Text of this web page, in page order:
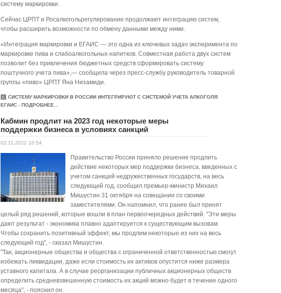
систему маркировки.
Сейчас ЦРПТ и Росалкогольрегулирование продолжают интеграцию систем,
чтобы расширить возможности по обмену данными между ними.
«Интеграция маркировки и ЕГАИС — это одна из ключевых задач эксперимента по
маркировке пива и слабоалкогольных напитков. Совместная работа двух систем
позволит без привлечения бюджетных средств сформировать систему
поштучного учета пива»,— сообщила через пресс-службу руководитель товарной
группы «пиво» ЦРПТ Яна Низамиди.
СИСТЕМУ МАРКИРОВКИ В РОССИИ ИНТЕГРИРУЮТ С СИСТЕМОЙ УЧЕТА АЛКОГОЛЯ
ЕГАИС - ПОДРОБНЕЕ...
Кабмин продлит на 2023 год некоторые меры
поддержки бизнеса в условиях санкций
02.11.2022 10:54
Правительство России приняло решение продлить
действие некоторых мер поддержки бизнеса, введенных с
учетом санкций недружественных государств, на весь
следующий год, сообщил премьер-министр Михаил
Мишустин 31 октября на совещании со своими
заместителями. Он напомнил, что ранее был принят
целый ряд решений, которые вошли в план первоочередных действий. "Эти меры
дают результат - экономика плавно адаптируется к существующим вызовам.
Чтобы сохранить позитивный эффект, мы продлим некоторые из них на весь
следующий год", - сказал Мишустин.
"Так, акционерные общества и общества с ограниченной ответственностью смогут
избежать ликвидации, даже если стоимость их активов опустится ниже размера
уставного капитала. А в случае реорганизации публичных акционерных обществ
определить средневзвешенную стоимость их акций можно будет в течение одного
месяца", - пояснил он.